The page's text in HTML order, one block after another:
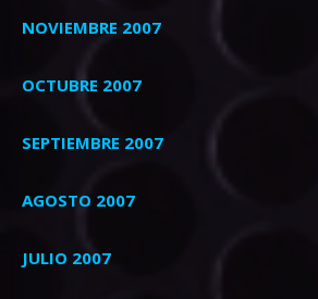
NOVIEMBRE 2007
OCTUBRE 2007
SEPTIEMBRE 2007
AGOSTO 2007
JULIO 2007